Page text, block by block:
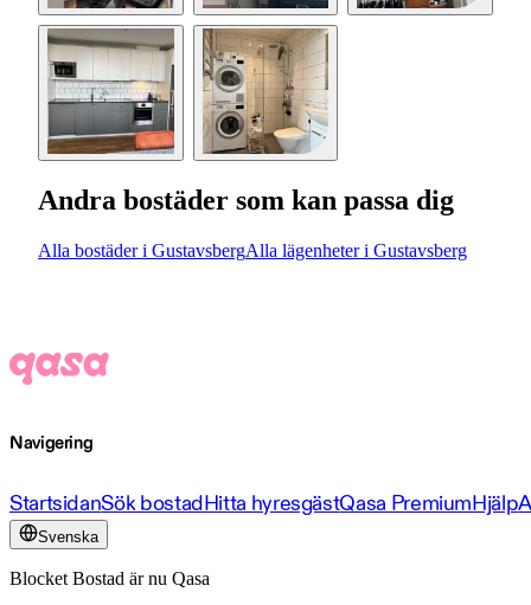
Andra bostäder som kan passa dig
Alla bostäder i GustavsbergAlla lägenheter i Gustavsberg
Navigering
StartsidanSök bostadHitta hyresgästQasa PremiumHjälp
Svenska
Blocket Bostad är nu Qasa